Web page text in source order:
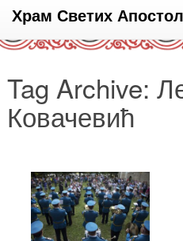
Храм Светих
Tag Archive:
Ковачевић